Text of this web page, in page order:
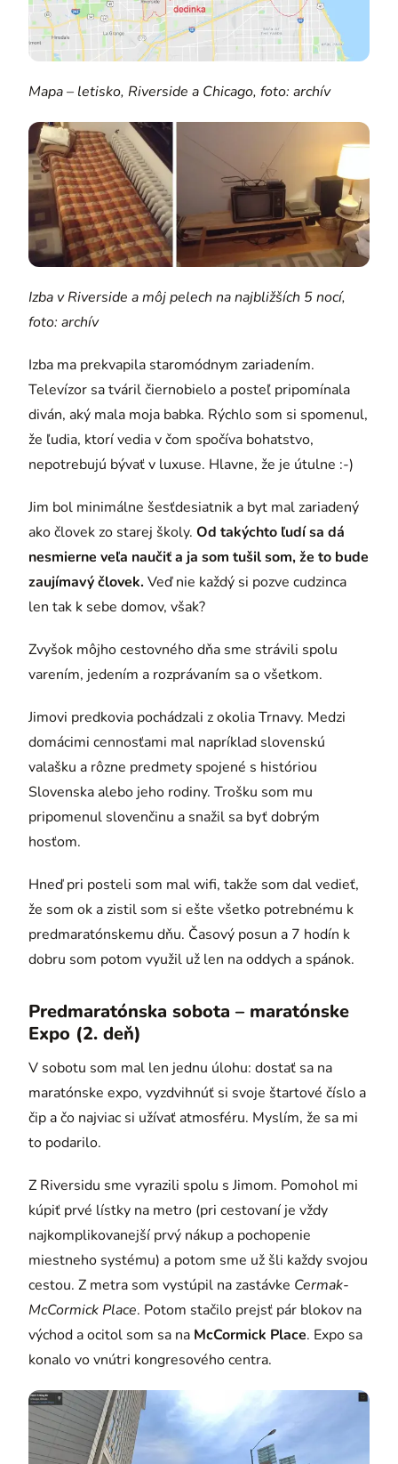
Mapa – letisko, Riverside a Chicago, foto: archív
Izba v Riverside a môj pelech na najbližších 5 nocí,
foto: archív
Izba ma prekvapila staromódnym zariadením.
Televízor sa tváril čiernobielo a posteľ pripomínala
diván, aký mala moja babka. Rýchlo som si spomenul,
že ľudia, ktorí vedia v čom spočíva bohatstvo,
nepotrebujú bývať v luxuse. Hlavne, že je útulne :-)
Jim bol minimálne šesťdesiatnik a byt mal zariadený
ako človek zo starej školy. Od takýchto ľudí sa dá
nesmierne veľa naučiť a ja som tušil som, že to bude
zaujímavý človek. Veď nie každý si pozve cudzinca
len tak k sebe domov, však?
Zvyšok môjho cestovného dňa sme strávili spolu
varením, jedením a rozprávaním sa o všetkom.
Jimovi predkovia pochádzali z okolia Trnavy. Medzi
domácimi cennosťami mal napríklad slovenskú
valašku a rôzne predmety spojené s históriou
Slovenska alebo jeho rodiny. Trošku som mu
pripomenul slovenčinu a snažil sa byť dobrým
hosťom.
Hneď pri posteli som mal wifi, takže som dal vedieť,
že som ok a zistil som si ešte všetko potrebnému k
predmaratónskemu dňu. Časový posun a 7 hodín k
dobru som potom využil už len na oddych a spánok.
Predmaratónska sobota – maratónske
Expo (2. deň)
V sobotu som mal len jednu úlohu: dostať sa na
maratónske expo, vyzdvihnúť si svoje štartové číslo a
čip a čo najviac si užívať atmosféru. Myslím, že sa mi
to podarilo.
Z Riversidu sme vyrazili spolu s Jimom. Pomohol mi
kúpiť prvé lístky na metro (pri cestovaní je vždy
najkomplikovanejší prvý nákup a pochopenie
miestneho systému) a potom sme už šli každy svojou
cestou. Z metra som vystúpil na zastávke Cermak-
McCormick Place. Potom stačilo prejsť pár blokov na
východ a ocitol som sa na McCormick Place. Expo sa
konalo vo vnútri kongresového centra.